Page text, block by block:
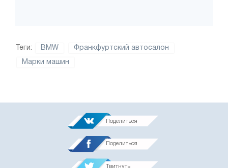
Теги: BMW Франкфуртский автосалон
Марки машин
Поделиться
Поделиться
Твитнуть